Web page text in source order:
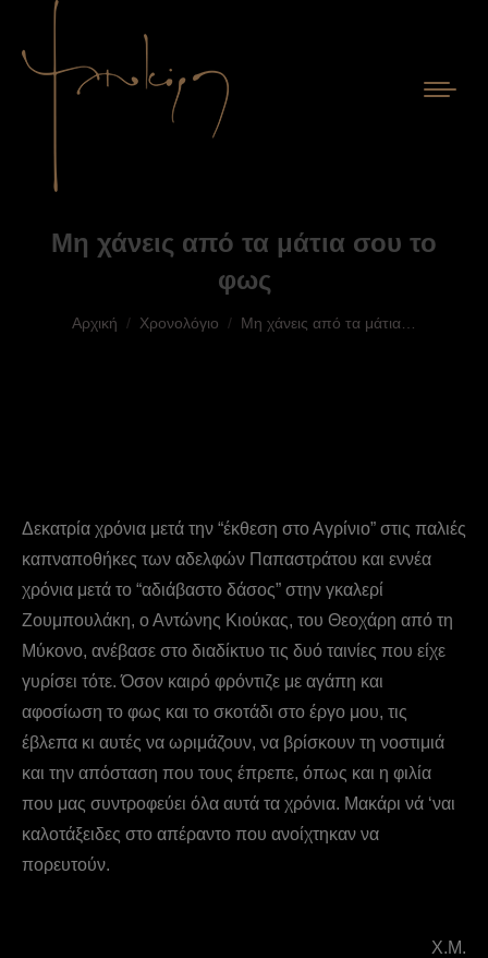
Μη χάνεις από τα μάτια σου το
φως
You are here:
Αρχική Χρονολόγιο Μη χάνεις από τα μάτια…
Δεκατρία χρόνια μετά την “έκθεση στο Αγρίνιο” στις παλιές
καπναποθήκες των αδελφών Παπαστράτου και εννέα
χρόνια μετά το “αδιάβαστο δάσος” στην γκαλερί
Ζουμπουλάκη, ο Αντώνης Κιούκας, του Θεοχάρη από τη
Μύκονο, ανέβασε στο διαδίκτυο τις δυό ταινίες που είχε
γυρίσει τότε. Όσον καιρό φρόντιζε με αγάπη και
αφοσίωση το φως και το σκοτάδι στο έργο μου, τις
έβλεπα κι αυτές να ωριμάζουν, να βρίσκουν τη νοστιμιά
και την απόσταση που τους έπρεπε, όπως και η φιλία
που μας συντροφεύει όλα αυτά τα χρόνια. Μακάρι νά ‘ναι
καλοτάξειδες στο απέραντο που ανοίχτηκαν να
πορευτούν.
Χ.Μ.